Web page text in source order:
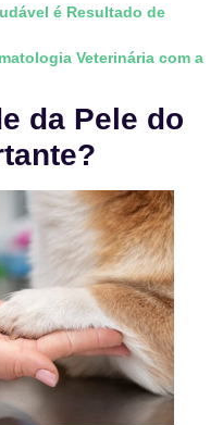
é Resultado de
Veterinária com a
da Pele do